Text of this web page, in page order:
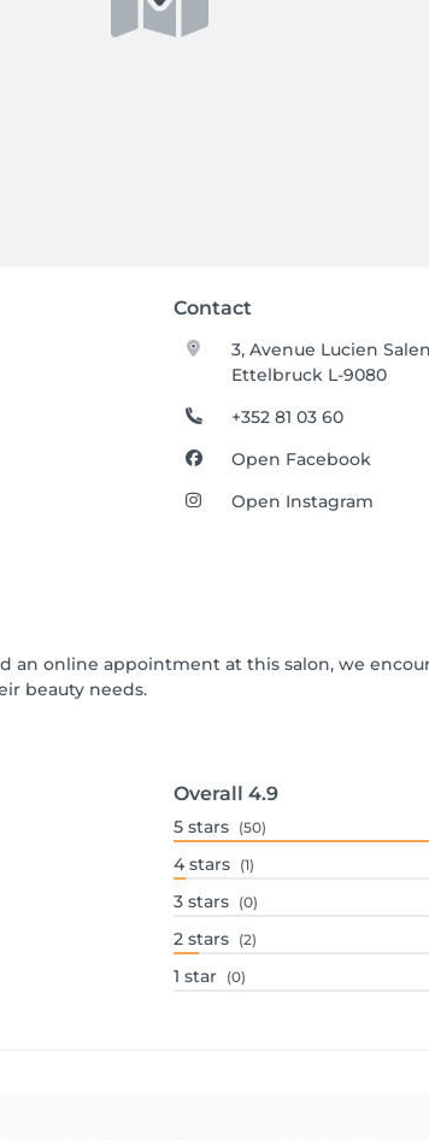
Contact
3, Avenue Lucien
Ettelbruck L-9080
+352 81 03 60
Open Facebook
Open Instagram
an online appointment at this salon, we
beauty needs.
Overall 4.9
5 stars (50)
4 stars (1)
3 stars (0)
2 stars (2)
1 star (0)